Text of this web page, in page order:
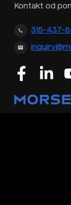
Kontakt od
315-437-